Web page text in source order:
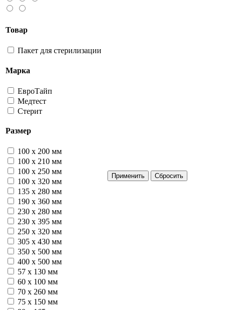
Товар
Пакет для стерилизации
Марка
ЕвроТайп
Медтест
Стерит
Размер
100 х 200 мм
100 х 210 мм
100 х 250 мм
100 х 320 мм
135 х 280 мм
190 х 360 мм
230 х 280 мм
230 х 395 мм
250 х 320 мм
305 х 430 мм
350 х 500 мм
400 х 500 мм
57 х 130 мм
60 х 100 мм
70 х 260 мм
75 х 150 мм